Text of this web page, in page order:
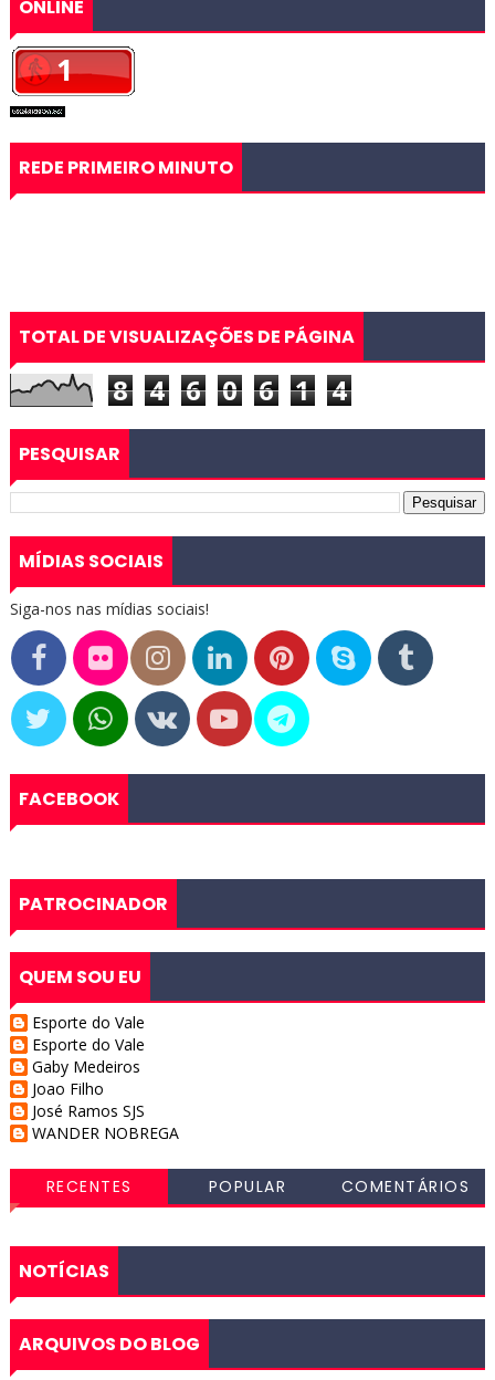
ONLINE
REDE PRIMEIRO MINUTO
TOTAL DE VISUALIZAÇÕES DE PÁGINA
8 4 6 0 6 1 4
PESQUISAR
MÍDIAS SOCIAIS
Siga-nos nas mídias sociais!
FACEBOOK
PATROCINADOR
QUEM SOU EU
Esporte do Vale
Esporte do Vale
Gaby Medeiros
Joao Filho
José Ramos SJS
WANDER NOBREGA
RECENTES POPULAR COMENTÁRIOS
NOTÍCIAS
ARQUIVOS DO BLOG